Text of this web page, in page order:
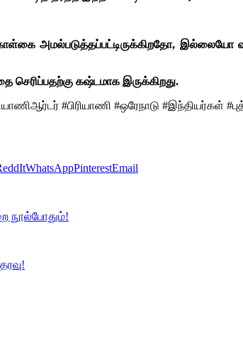
அமல்படுத்தப்பட்டிருக்கிறதோ, இல்லையோ
செரிப்பதற்கு கஷ்டமாக இருக்கிறது.
#பிரியாணி #ஒரேநாடு #இந்தியர்கள்
WhatsAppPinterestEmail
நூல்போதும்!